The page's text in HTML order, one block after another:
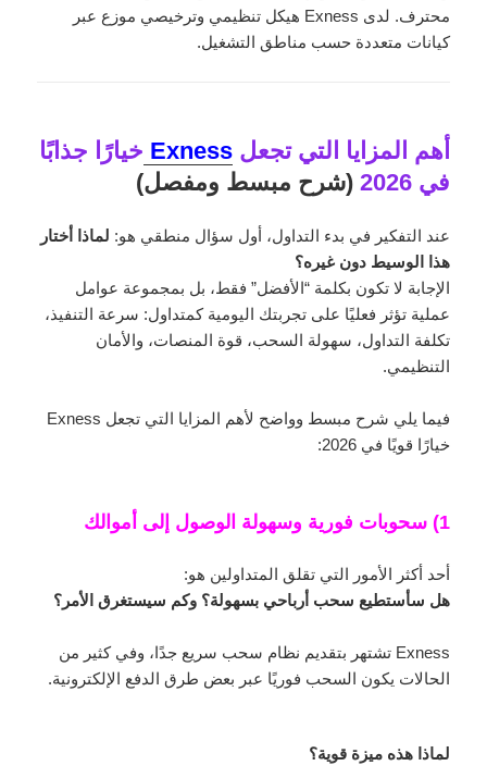
محترف. لدى Exness هيكل تنظيمي وترخيصي موزع عبر
كيانات متعددة حسب مناطق التشغيل.
أهم المزايا التي تجعلExness خيارًا جذابًا
في 2026
(شرح مبسط ومفصل)
عند التفكير في بدء التداول، أول سؤال منطقي هو: لماذا أختار
هذا الوسيط دون غيره؟
الإجابة لا تكون بكلمة “الأفضل” فقط، بل بمجموعة عوامل
عملية تؤثر فعليًا على تجربتك اليومية كمتداول: سرعة التنفيذ،
تكلفة التداول، سهولة السحب، قوة المنصات، والأمان
التنظيمي.
فيما يلي شرح مبسط وواضح لأهم المزايا التي تجعل Exness
خيارًا قويًا في 2026:
1) سحوبات فورية وسهولة الوصول إلى أموالك
أحد أكثر الأمور التي تقلق المتداولين هو:
هل سأستطيع سحب أرباحي بسهولة؟ وكم سيستغرق الأمر؟
Exness تشتهر بتقديم نظام سحب سريع جدًا، وفي كثير من
الحالات يكون السحب فوريًا عبر بعض طرق الدفع الإلكترونية.
لماذا هذه ميزة قوية؟